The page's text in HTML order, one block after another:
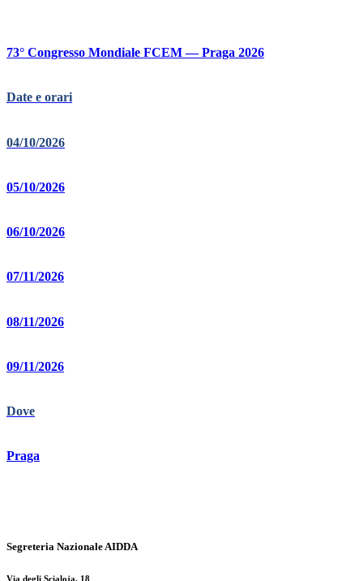
73° Congresso Mondiale FCEM — Praga 2026
Date e orari
04/10/2026
05/10/2026
06/10/2026
07/11/2026
08/11/2026
09/11/2026
Dove
Praga
Segreteria Nazionale AIDDA
Via degli Scialoja, 18